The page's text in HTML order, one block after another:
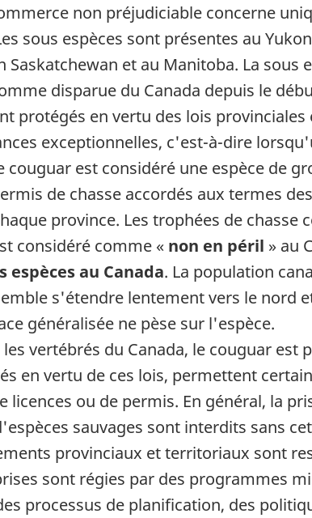
non préjudiciable concerne
sous espèces sont présentes au
Saskatchewan et au Manitoba. La
disparue du Canada depuis le
protégés en vertu des lois
exceptionnelles, c'est-à-dire
couguar est considéré une espèce de
de chasse accordés aux termes
province. Les trophées de
considéré comme « non en péril » au
espèces au Canada. La population
s'étendre lentement vers le nord
généralisée ne pèse sur l'espèce.
vertébrés du Canada, le couguar
en vertu de ces lois, permettent
licences ou de permis. En général, la
sauvages sont interdits sans
provinciaux et territoriaux sont
sont régies par des programmes
processus de planification, des